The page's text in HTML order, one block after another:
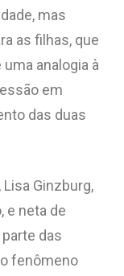
mas
as filhas, que
analogia à
em
das duas
Ginzburg,
e neta de
das
fenômeno